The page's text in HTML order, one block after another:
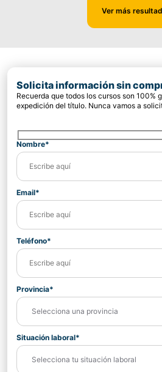
Ver más
Solicita información sin
Recuerda que todos los cursos son 100%
expedición del título. Nunca vamos a
Nombre*
Email*
Teléfono*
Provincia*
Situación laboral*